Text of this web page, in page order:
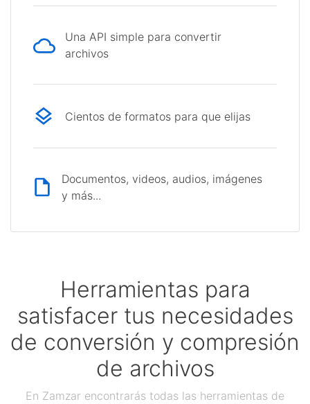
Una API simple para convertir
archivos
Cientos de formatos para que elijas
Documentos, videos, audios, imágenes
y más...
Herramientas para
satisfacer tus necesidades
de conversión y compresión
de archivos
En Zamzar encontrarás todas las herramientas de